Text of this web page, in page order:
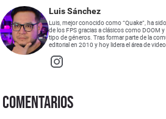
Luis Sánchez
Luis, mejor conocido como “Quake”, ha
de los FPS gracias a clásicos como DOOM
tipo de géneros. Tras formar parte de la
editorial en 2010 y hoy lidera el área de video.
Opens in new window
Comentarios